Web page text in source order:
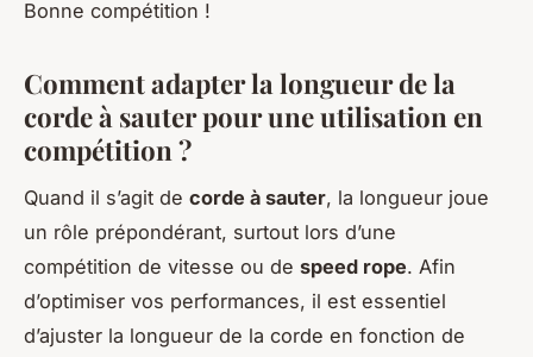
Bonne compétition !
Comment adapter la longueur de la
corde à sauter pour une utilisation en
compétition ?
Quand il s’agit de corde à sauter, la longueur joue
un rôle prépondérant, surtout lors d’une
compétition de vitesse ou de speed rope. Afin
d’optimiser vos performances, il est essentiel
d’ajuster la longueur de la corde en fonction de